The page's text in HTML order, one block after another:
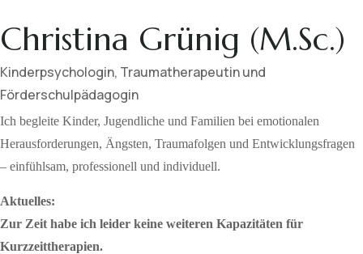
Christina Grünig (M.Sc.)
Kinderpsychologin, Traumatherapeutin und
Förderschulpädagogin
Ich begleite Kinder, Jugendliche und Familien bei emotionalen
Herausforderungen, Ängsten, Traumafolgen und Entwicklungsfragen
– einfühlsam, professionell und individuell.
Aktuelles:
Zur Zeit habe ich leider keine weiteren Kapazitäten für
Kurzzeittherapien.